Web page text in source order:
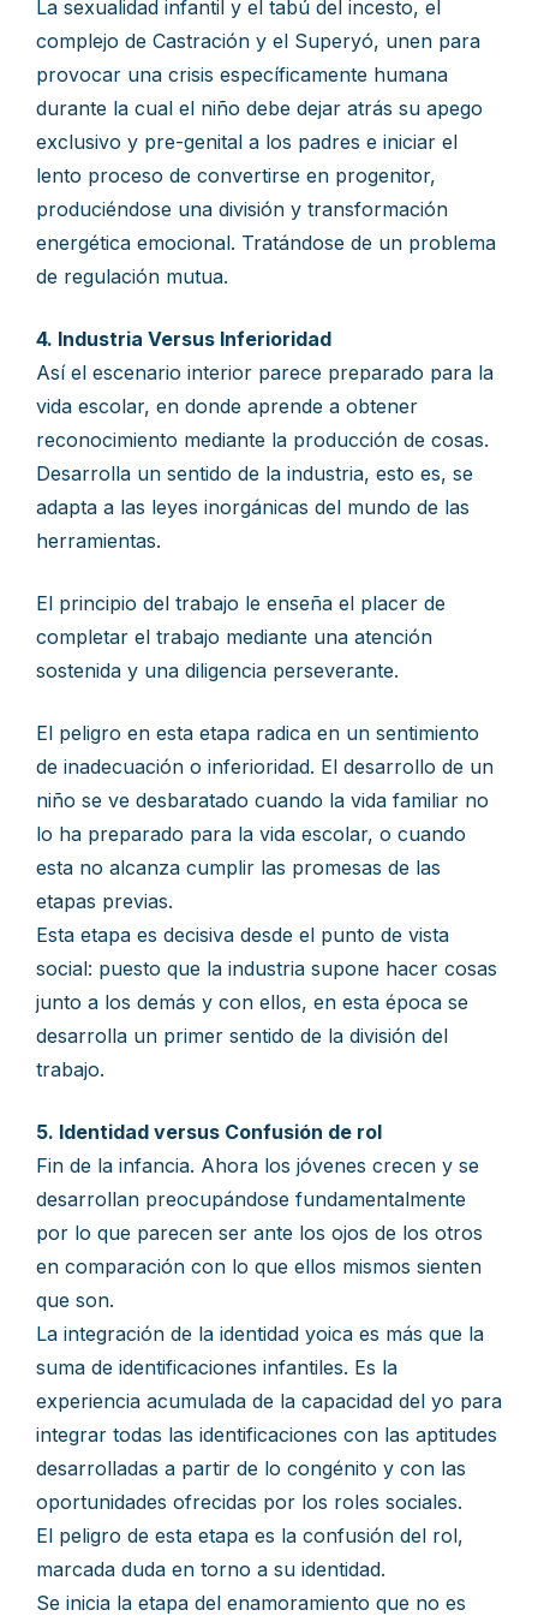
La sexualidad infantil y el tabú del incesto, el
complejo de Castración y el Superyó, unen para
provocar una crisis específicamente humana
durante la cual el niño debe dejar atrás su apego
exclusivo y pre-genital a los padres e iniciar el
lento proceso de convertirse en progenitor,
produciéndose una división y transformación
energética emocional. Tratándose de un problema
de regulación mutua.
4. Industria Versus Inferioridad
Así el escenario interior parece preparado para la
vida escolar, en donde aprende a obtener
reconocimiento mediante la producción de cosas.
Desarrolla un sentido de la industria, esto es, se
adapta a las leyes inorgánicas del mundo de las
herramientas.
El principio del trabajo le enseña el placer de
completar el trabajo mediante una atención
sostenida y una diligencia perseverante.
El peligro en esta etapa radica en un sentimiento
de inadecuación o inferioridad. El desarrollo de un
niño se ve desbaratado cuando la vida familiar no
lo ha preparado para la vida escolar, o cuando
esta no alcanza cumplir las promesas de las
etapas previas.
Esta etapa es decisiva desde el punto de vista
social: puesto que la industria supone hacer cosas
junto a los demás y con ellos, en esta época se
desarrolla un primer sentido de la división del
trabajo.
5. Identidad versus Confusión de rol
Fin de la infancia. Ahora los jóvenes crecen y se
desarrollan preocupándose fundamentalmente
por lo que parecen ser ante los ojos de los otros
en comparación con lo que ellos mismos sienten
que son.
La integración de la identidad yoica es más que la
suma de identificaciones infantiles. Es la
experiencia acumulada de la capacidad del yo para
integrar todas las identificaciones con las aptitudes
desarrolladas a partir de lo congénito y con las
oportunidades ofrecidas por los roles sociales.
El peligro de esta etapa es la confusión del rol,
marcada duda en torno a su identidad.
Se inicia la etapa del enamoramiento que no es